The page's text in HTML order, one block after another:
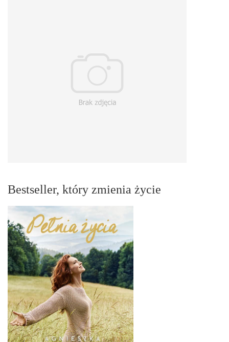
Bestseller, który zmienia życie